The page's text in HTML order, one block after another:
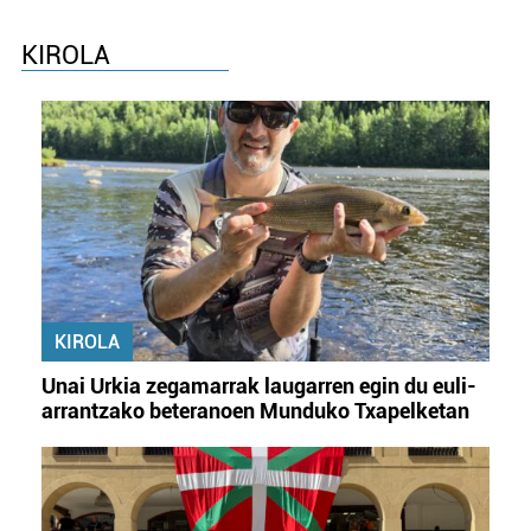
KIROLA
KIROLA
Unai Urkia zegamarrak laugarren egin du euli-
arrantzako beteranoen Munduko Txapelketan